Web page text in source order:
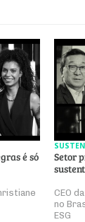
é só
Setor
CEO
no
ESG